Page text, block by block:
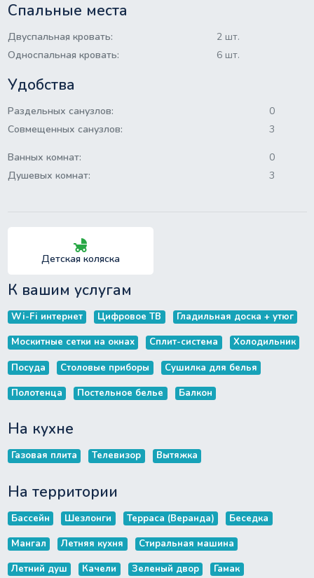
Спальные места
Двуспальная кровать:
2 шт.
Односпальная кровать:
6 шт.
Удобства
Раздельных санузлов:
0
Совмещенных санузлов:
3
Ванных комнат:
0
Душевых комнат:
3
child_friendly
Детская коляска
К вашим услугам
Wi-Fi интернет Цифровое ТВ Гладильная доска + утюг
Москитные сетки на окнах Сплит-система Холодильник
Посуда Столовые приборы Сушилка для белья
Полотенца Постельное белье Балкон
На кухне
Газовая плита Телевизор Вытяжка
На территории
Бассейн Шезлонги Терраса (Веранда) Беседка
Мангал Летняя кухня Стиральная машина
Летний душ Качели Зеленый двор Гамак